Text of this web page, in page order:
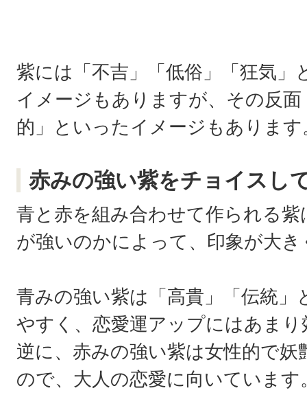
紫には「不吉」「低俗」「狂気
イメージもありますが、その反
的」といったイメージもあります
赤みの強い紫をチョイスし
青と赤を組み合わせて作られる
が強いのかによって、印象が大
青みの強い紫は「高貴」「伝統
やすく、恋愛運アップにはあま
逆に、赤みの強い紫は女性的で
ので、大人の恋愛に向いています